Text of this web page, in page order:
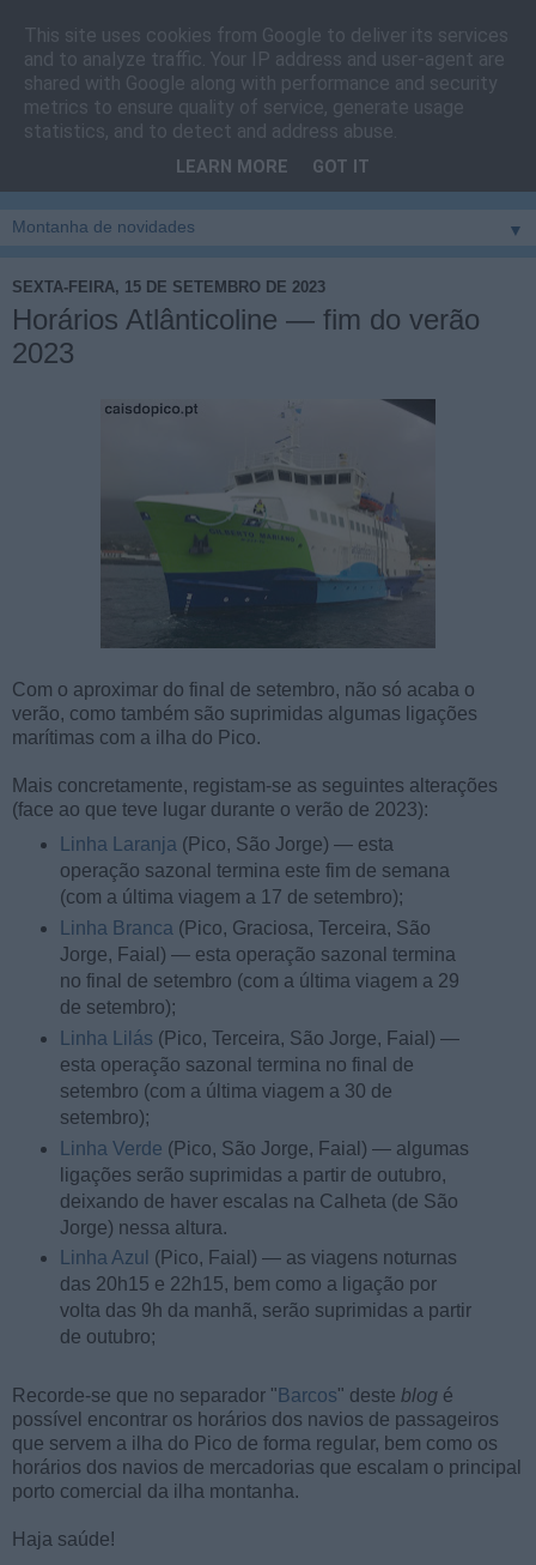
Cais do Pico
Blog sobre um pouco de tudo relacionado com a ilha
vila e ao concelho de São Roque do Pico
▼
SEXTA-FEIRA, 15 DE SETEMBRO DE 2023
Horários Atlânticoline — fim do verão
2023
Com o aproximar do final de setembro, não só acaba o
verão, como também são suprimidas algumas ligações
marítimas com a ilha do Pico.
Mais concretamente, registam-se as seguintes alterações
(face ao que teve lugar durante o verão de 2023):
Linha Laranja (Pico, São Jorge) — esta
operação sazonal termina este fim de semana
(com a última viagem a 17 de setembro);
Linha Branca (Pico, Graciosa, Terceira, São
Jorge, Faial) — esta operação sazonal termina
no final de setembro (com a última viagem a 29
de setembro);
Linha Lilás (Pico, Terceira, São Jorge, Faial) —
esta operação sazonal termina no final de
setembro (com a última viagem a 30 de
setembro);
Linha Verde (Pico, São Jorge, Faial) — algumas
ligações serão suprimidas a partir de outubro,
deixando de haver escalas na Calheta (de São
Jorge) nessa altura.
Linha Azul (Pico, Faial) — as viagens noturnas
das 20h15 e 22h15, bem como a ligação por
volta das 9h da manhã, serão suprimidas a partir
de outubro;
Recorde-se que no separador " Barcos" deste blog é
possível encontrar os horários dos navios de passageiros
que servem a ilha do Pico de forma regular, bem como os
horários dos navios de mercadorias que escalam o principal
porto comercial da ilha montanha.
Haja saúde!
This site uses cookies from Google to deliver its services
and to analyze traffic. Your IP address and user-agent are
shared with Google along with performance and security
metrics to ensure quality of service, generate usage
statistics, and to detect and address abuse.
LEARN MORE GOT IT